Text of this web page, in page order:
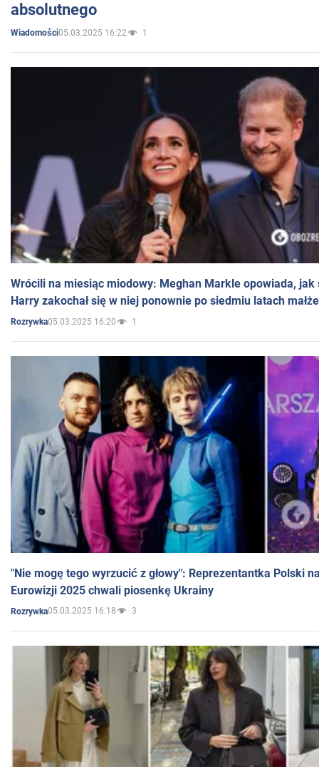
absolutnego
Wiadomości05.03.2025 16:22 1
Wrócili na miesiąc miodowy: Meghan Markle opowiada, jak
Harry zakochał się w niej ponownie po siedmiu latach
Rozrywka05.03.2025 16:20 1
"Nie mogę tego wyrzucić z głowy": Reprezentantka Polski
Eurowizji 2025 chwali piosenkę Ukrainy
Rozrywka05.03.2025 16:18 3